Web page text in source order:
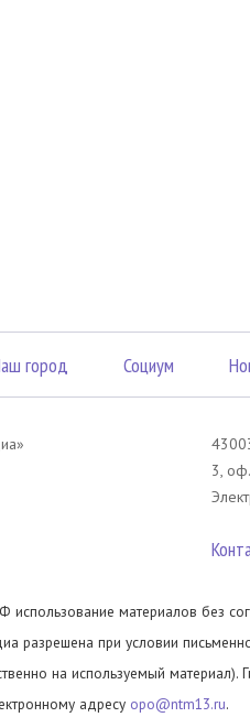
город Социум
3,
использование материалов без
разрешена при условии
на используемый материал).
адресу opo@ntm13.ru.